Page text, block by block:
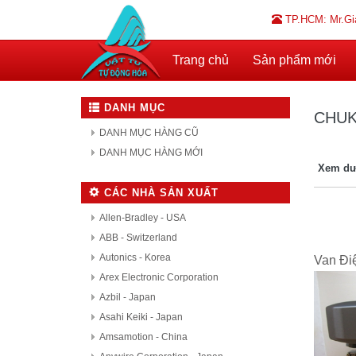
TP.HCM:
Trang chủ Sản phẩm mới
DANH MỤC
DANH MỤC HÀNG CŨ
DANH MỤC HÀNG MỚI
CÁC NHÀ SẢN XUẤT
Allen-Bradley - USA
ABB - Switzerland
Autonics - Korea
Arex Electronic Corporation
Azbil - Japan
Asahi Keiki - Japan
Amsamotion - China
Xem
Van